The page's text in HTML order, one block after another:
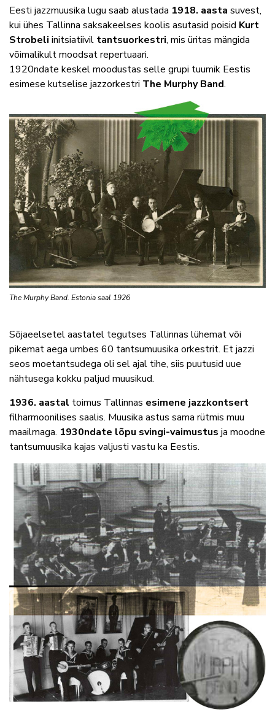
Eesti jazzmuusika lugu saab alustada 1918. aasta suvest,
kui ühes Tallinna saksakeelses koolis asutasid poisid Kurt
Strobeli initsiatiivil tantsuorkestri, mis üritas mängida
võimalikult moodsat repertuaari.
1920ndate keskel moodustas selle grupi tuumik Eestis
esimese kutselise jazzorkestri The Murphy Band.
The Murphy Band. Estonia saal 1926
Sõjaeelsetel aastatel tegutses Tallinnas lühemat või
pikemat aega umbes 60 tantsumuusika orkestrit. Et jazzi
seos moetantsudega oli sel ajal tihe, siis puutusid uue
nähtusega kokku paljud muusikud.
1936. aastal toimus Tallinnas esimene jazzkontsert
filharmoonilises saalis. Muusika astus sama rütmis muu
maailmaga. 1930ndate lõpu svingi-vaimustus ja moodne
tantsumuusika kajas valjusti vastu ka Eestis.